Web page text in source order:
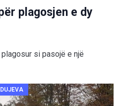
plagosjen e dy
si pasojë e një